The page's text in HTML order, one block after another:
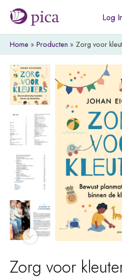
naar
de
inhoud
Log
Home Producten Zorg voor
Zorg voor